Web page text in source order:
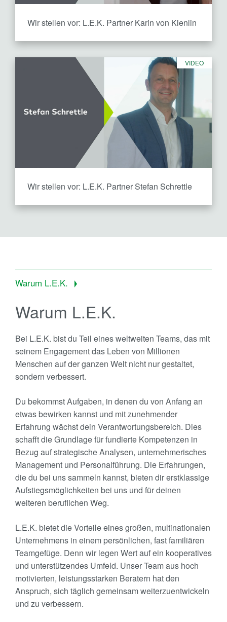
Wir stellen vor: L.E.K. Partner Karin von Kienlin
VIDEO
Wir stellen vor: L.E.K. Partner Stefan Schrettle
Warum L.E.K.
Warum L.E.K.
Bei L.E.K. bist du Teil eines weltweiten Teams, das mit
seinem Engagement das Leben von Millionen
Menschen auf der ganzen Welt nicht nur gestaltet,
sondern verbessert.
Du bekommst Aufgaben, in denen du von Anfang an
etwas bewirken kannst und mit zunehmender
Erfahrung wächst dein Verantwortungsbereich. Dies
schafft die Grundlage für fundierte Kompetenzen in
Bezug auf strategische Analysen, unternehmerisches
Management und Personalführung. Die Erfahrungen,
die du bei uns sammeln kannst, bieten dir erstklassige
Aufstiegsmöglichkeiten bei uns und für deinen
weiteren beruflichen Weg.
L.E.K. bietet die Vorteile eines großen, multinationalen
Unternehmens in einem persönlichen, fast familiären
Teamgefüge. Denn wir legen Wert auf ein kooperatives
und unterstützendes Umfeld. Unser Team aus hoch
motivierten, leistungsstarken Beratern hat den
Anspruch, sich täglich gemeinsam weiterzuentwickeln
und zu verbessern.